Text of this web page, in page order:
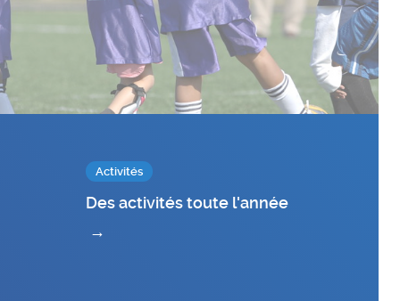
Activités
Des activités toute l'année
→